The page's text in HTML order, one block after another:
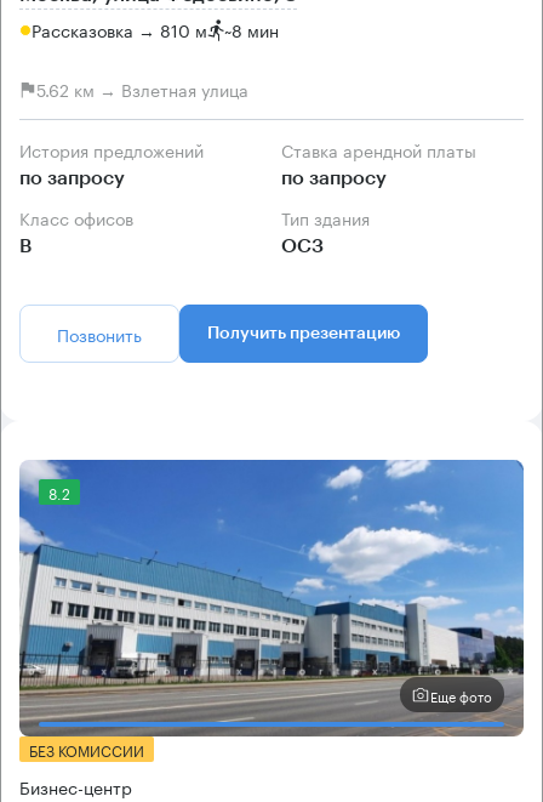
Рассказовка → 810 м ~8 мин
5.62 км → Взлетная улица
История предложений
по запросу
Ставка арендной платы
по запросу
Класс офисов
B
Тип здания
ОСЗ
Позвонить Получить презентацию
8.2
Еще фото
БЕЗ КОМИССИИ
Бизнес-центр